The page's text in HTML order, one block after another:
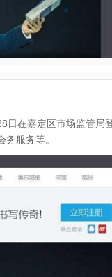
日在嘉定区市场监管局
服务等。